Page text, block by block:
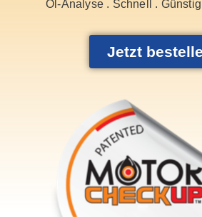
Öl-Analyse . Schnell .
Jetzt